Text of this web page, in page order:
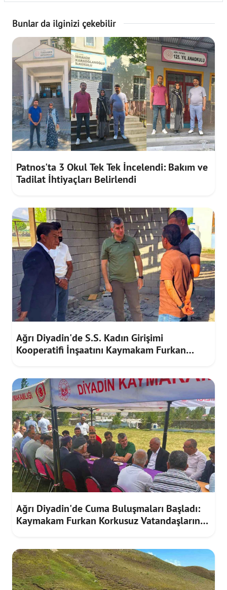
Bunlar da ilginizi çekebilir
Patnos'ta 3 Okul Tek Tek İncelendi: Bakım ve
Tadilat İhtiyaçları Belirlendi
Ağrı Diyadin'de S.S. Kadın Girişimi
Kooperatifi İnşaatını Kaymakam Furkan
Ağrı Diyadin'de Cuma Buluşmaları Başladı:
Kaymakam Furkan Korkusuz Vatandaşların